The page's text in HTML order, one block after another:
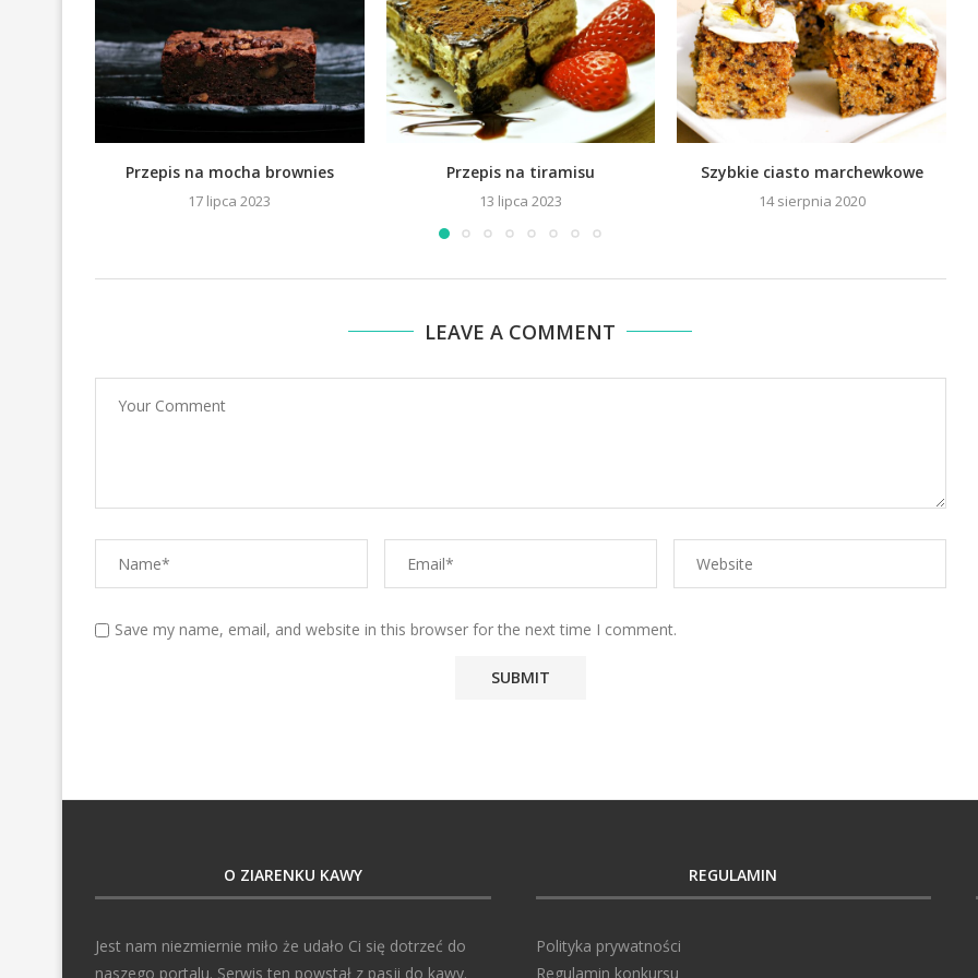
Przepis na mocha brownies
17 lipca 2023
Przepis na tiramisu
13 lipca 2023
Szybkie ciasto marchewkowe
14 sierpnia 2020
LEAVE A COMMENT
Save my name, email, and website in this browser for the next time I comment.
O ZIARENKU KAWY
Jest nam niezmiernie miło że udało Ci się dotrzeć do
naszego portalu. Serwis ten powstał z pasji do kawy.
REGULAMIN
Polityka prywatności
Regulamin konkursu